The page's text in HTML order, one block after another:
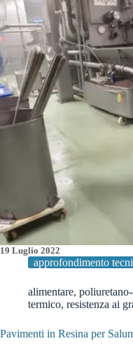
Prima
Pavimenti
19 Luglio 2022
approfondimento
alimentare,
termico, resistenza ai
Pavimenti in Resina per